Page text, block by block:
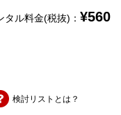
タル料金(税抜)： ¥560
検討リストとは？